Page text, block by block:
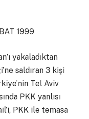
1999
yakaladıktan
saldıran 3 kişi
Tel Aviv
PKK yanlısı
PKK ile temasa